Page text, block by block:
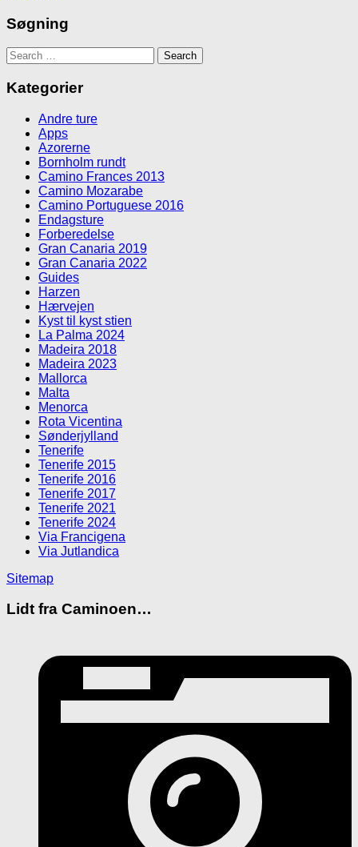
Søgning
Search
for:
Kategorier
Andre ture
Apps
Azorerne
Bornholm rundt
Camino Frances 2013
Camino Mozarabe
Camino Portuguese 2016
Endagsture
Forberedelse
Gran Canaria 2019
Gran Canaria 2022
Guides
Harzen
Hærvejen
Kyst til kyst stien
La Palma 2024
Madeira 2018
Madeira 2023
Mallorca
Malta
Menorca
Rota Vicentina
Sønderjylland
Tenerife
Tenerife 2015
Tenerife 2016
Tenerife 2017
Tenerife 2021
Tenerife 2024
Via Francigena
Via Jutlandica
Sitemap
Lidt fra Caminoen…